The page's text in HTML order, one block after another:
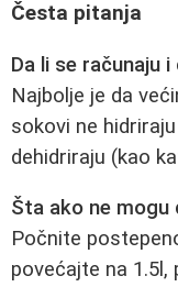
Česta pitanja
Da li se računaju
Najbolje je da
sokovi ne
dehidriraju (kao
Šta ako ne
Počnite
povećajte na 1.5l,